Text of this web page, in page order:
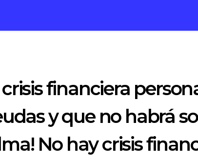
financiera
y que no habrá
No hay crisis